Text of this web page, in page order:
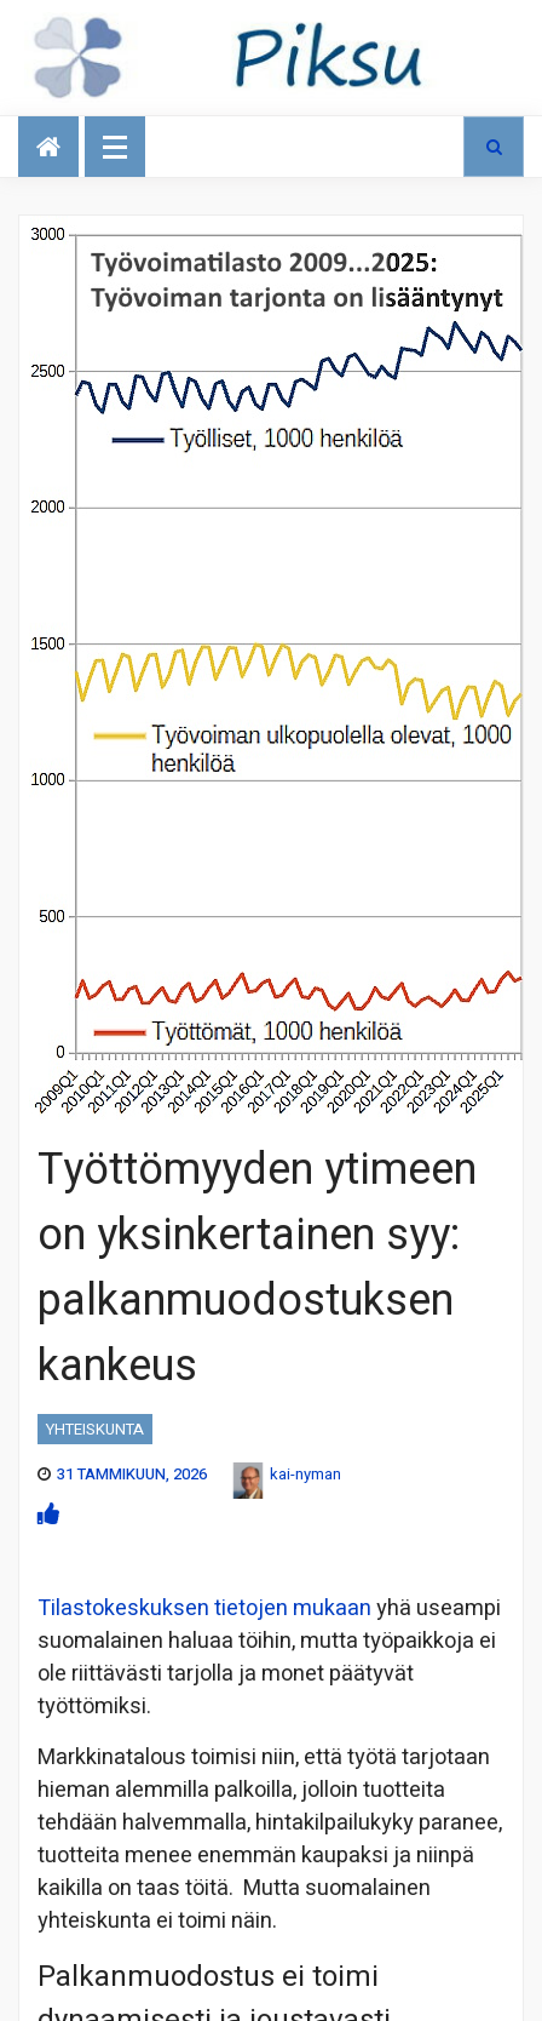
Talous
Työttömyyden ytimeen
on yksinkertainen syy:
palkanmuodostuksen
kankeus
YHTEISKUNTA
31 TAMMIKUUN, 2026
kai-nyman
Tilastokeskuksen tietojen mukaanyhä useampi
suomalainen haluaa töihin, mutta työpaikkoja ei
ole riittävästi tarjolla ja monet päätyvät
työttömiksi.
Markkinatalous toimisi niin, että työtä tarjotaan
hieman alemmilla palkoilla, jolloin tuotteita
tehdään halvemmalla, hintakilpailukyky paranee,
tuotteita menee enemmän kaupaksi ja niinpä
kaikilla on taas töitä. Mutta suomalainen
yhteiskunta ei toimi näin.
Palkanmuodostus ei toimi